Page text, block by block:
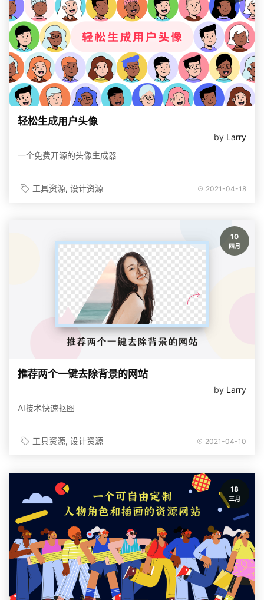
轻松生成用户头像
by Larry
一个免费开源的头像生成器
工具资源 设计资源 2021-04-18
10
四月
推荐两个一键去除背景的网站
by Larry
AI技术快速抠图
工具资源 设计资源 2021-04-10
18
三月